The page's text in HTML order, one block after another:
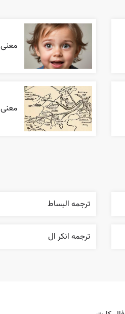
ترجمه البساط
ترجمه انکر ال